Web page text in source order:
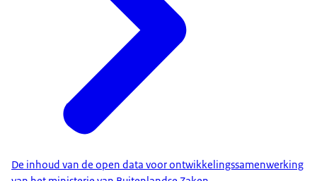
De inhoud van de open data voor ontwikkelingssamenwerking